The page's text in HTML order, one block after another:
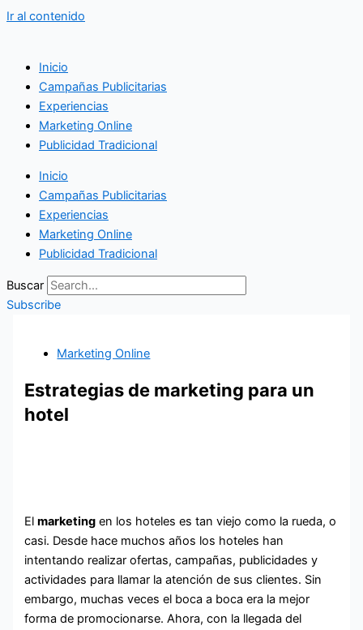
Ir al contenido
Inicio
Campañas Publicitarias
Experiencias
Marketing Online
Publicidad Tradicional
Inicio
Campañas Publicitarias
Experiencias
Marketing Online
Publicidad Tradicional
Buscar
Subscribe
Marketing Online
Estrategias de marketing para un
hotel
Elmarketing en los hoteles es tan viejo como la rueda, o
casi. Desde hace muchos años los hoteles han
intentando realizar ofertas, campañas, publicidades y
actividades para llamar la atención de sus clientes. Sin
embargo, muchas veces el boca a boca era la mejor
forma de promocionarse. Ahora, con la llegada del